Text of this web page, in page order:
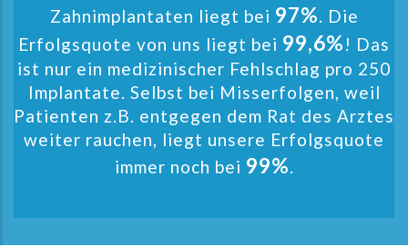
Zahnimplantaten liegt bei 97%. Die
Erfolgsquote von uns liegt bei 99,6%! Das
ist nur ein medizinischer Fehlschlag pro 250
Implantate. Selbst bei Misserfolgen, weil
Patienten z.B. entgegen dem Rat des Arztes
weiter rauchen, liegt unsere Erfolgsquote
immer noch bei 99%.